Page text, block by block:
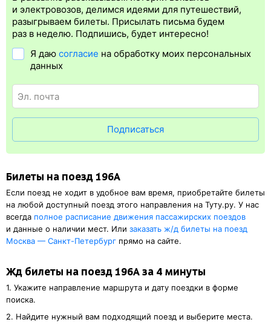
Электронная регистрацияпроизводитсясразупосле оплаты
билета.Электронная регистрация— это опция, которая
упрощает жизнь пассажиру. Её плюс в том, что не нужно ехать
регистрация доступна почти для всех заказов,исключение
составляют поезда
в электронном жд билете. А в случае отсутствия электронной
и электровозов, делимся идеями для путешествий,
разыгрываем билеты. Присылать письма будем
раз в неделю. Подпишись, будет интересно!
Я даю согласие на обработку моих персональных
данных
Подписаться
Билеты на поезд 196А
Если поезд не ходит в удобное вам время, приобретайте билеты
на любой доступный поезд этого направления на Туту.ру. У нас
всегда полное расписание движения пассажирских поездов
и данные о наличии мест. Или заказать ж/д билеты на поезд
Москва — Санкт-Петербург прямо на сайте.
Жд билеты на поезд 196А за 4 минуты
1. Укажите направление маршрута и дату поездки в форме
поиска.
2. Найдите нужный вам подходящий поезд и выберите места.